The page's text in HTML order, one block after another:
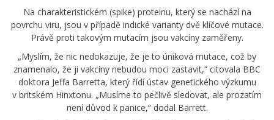
Na charakteristickém (spike) proteinu, který se nachází na
povrchu viru, jsou v případě indické varianty dvě klíčové mutace.
Právě proti takovým mutacím jsou vakcíny zaměřeny.
„Myslím, že nic nedokazuje, že je to úniková mutace, což by
znamenalo, že ji vakcíny nebudou moci zastavit,“ citovala BBC
doktora Jeffa Barretta, který řídí ústav genetického výzkumu
v britském Hinxtonu. „Musíme to pečlivě sledovat, ale prozatím
není důvod k panice,“ dodal Barrett.